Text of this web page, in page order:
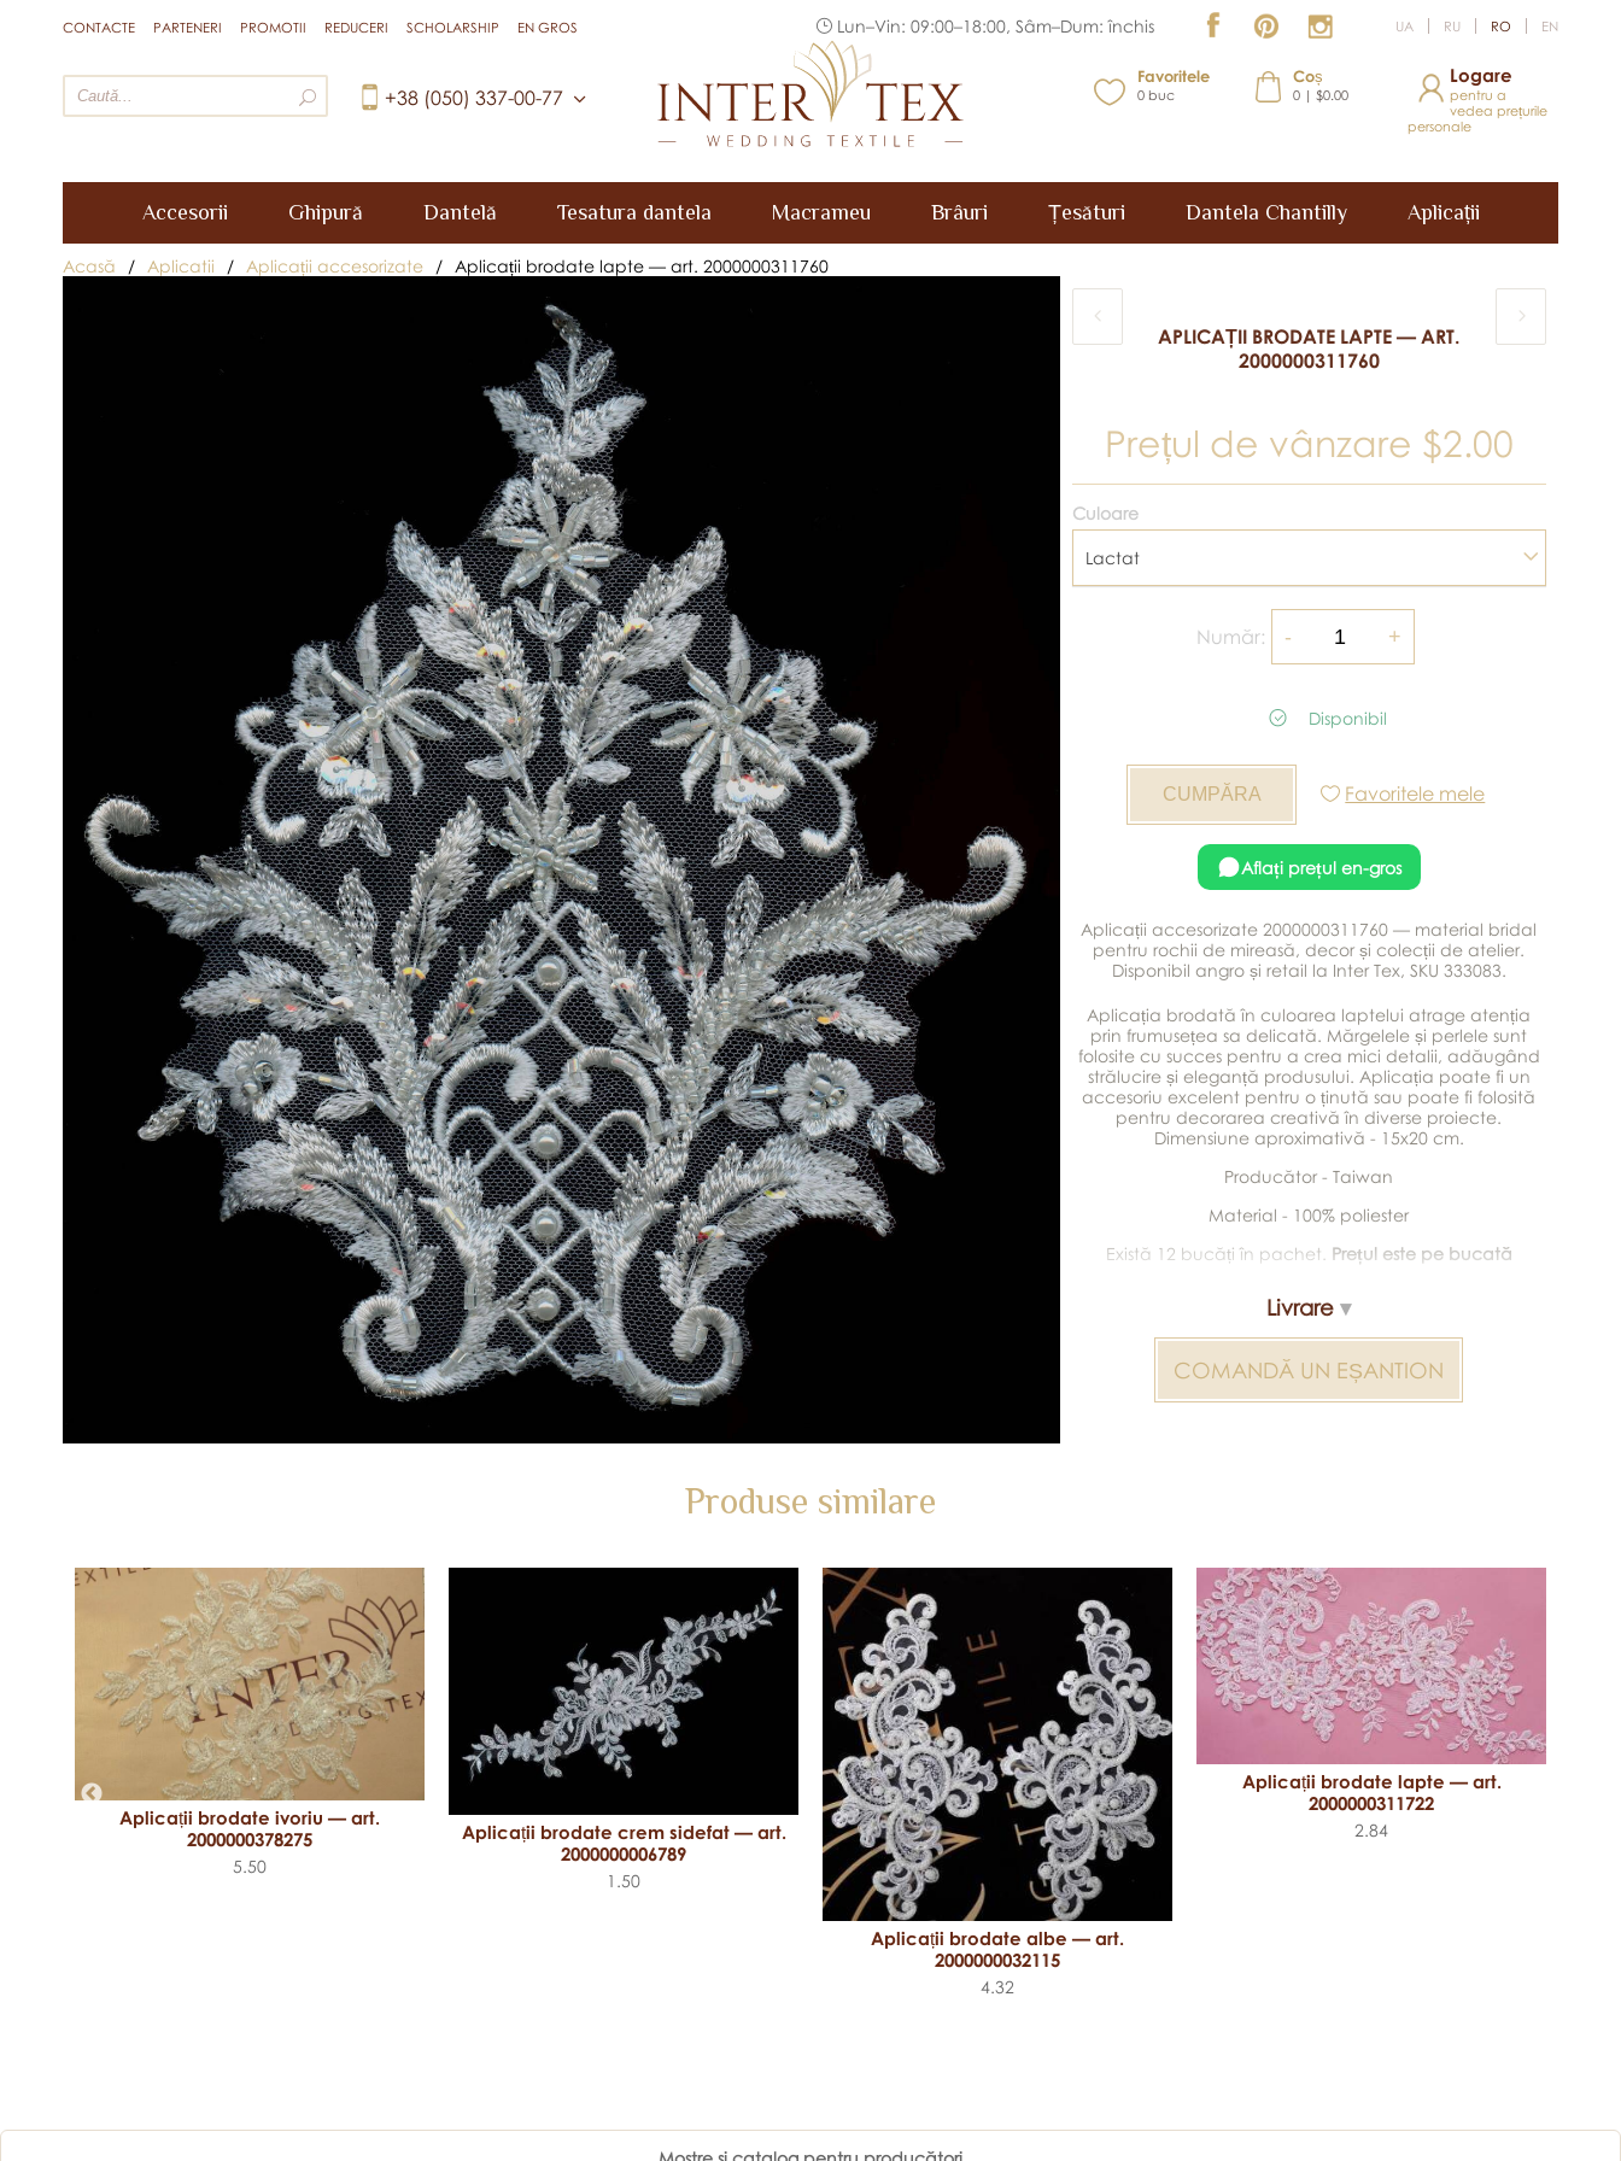
CONTACTE PARTENERI PROMOTII REDUCERI SCHOLARSHIP EN GROS Lun–Vin: 09:00–18:00, Sâm–Dum: închis UA RU RO EN
+38 (050) 337-00-77
Favoritele
0 buc
Coș
0 | $0.00
Logare
pentru a
vedea prețurile
personale
Accesorii Ghipură Dantelă Tesatura dantela Macrameu Brâuri Țesături Dantela Chantilly Aplicații
Acasă / Aplicatii / Aplicații accesorizate / Aplicații brodate lapte — art. 2000000311760
APLICAȚII BRODATE LAPTE — ART.
2000000311760
Prețul de vânzare $2.00
Culoare
Lactat
Număr:
Disponibil
Favoritele mele
Aflați prețul en-gros
Aplicații accesorizate 2000000311760 — material bridal
pentru rochii de mireasă, decor și colecții de atelier.
Disponibil angro și retail la Inter Tex, SKU 333083.
Aplicația brodată în culoarea laptelui atrage atenția
prin frumusețea sa delicată. Mărgelele și perlele sunt
folosite cu succes pentru a crea mici detalii, adăugând
strălucire și eleganță produsului. Aplicația poate fi un
accesoriu excelent pentru o ținută sau poate fi folosită
pentru decorarea creativă în diverse proiecte.
Dimensiune aproximativă - 15x20 cm.
Producător - Taiwan
Material - 100% poliester
Există 12 bucăți în pachet. Prețul este pe bucată
Livrare
COMANDĂ UN EȘANTION
Produse similare
Aplicații brodate ivoriu — art.
2000000378275
5.50
Aplicații brodate crem sidefat — art.
2000000006789
1.50
Aplicații brodate albe — art.
2000000032115
4.32
Aplicații brodate lapte — art.
2000000311722
2.84